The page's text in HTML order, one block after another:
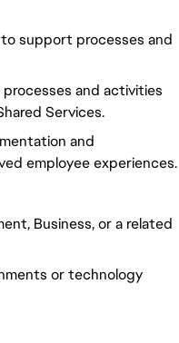
support processes and
and activities
Services.
and
employee experiences.
Business, or a related
or technology